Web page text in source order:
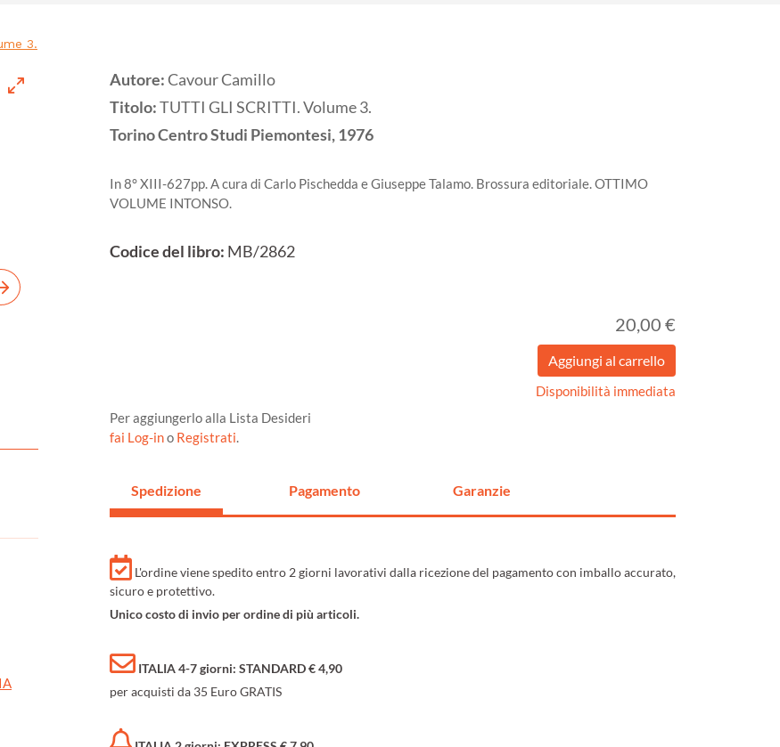
3.
Autore:Cavour Camillo
Titolo:TUTTI GLI SCRITTI. Volume 3.
TorinoCentro Studi Piemontesi,1976
In 8° XIII-627pp. A cura di Carlo Pischedda e Giuseppe Talamo. Brossura editoriale. OTTIMO
VOLUME INTONSO.
Codice del libro: MB/2862
20,00 €
Disponibilità immediata
Per aggiungerlo alla Lista Desideri
fai Log-ino Registrati.
Spedizione Pagamento Garanzie
L'ordine viene spedito entro 2 giorni lavorativi dalla ricezione del pagamento con imballo accurato,
sicuro e protettivo.
Unico costo di invio per ordine di più articoli.
ITALIA 4-7 giorni: STANDARD € 4,90
per acquisti da 35 Euro GRATIS